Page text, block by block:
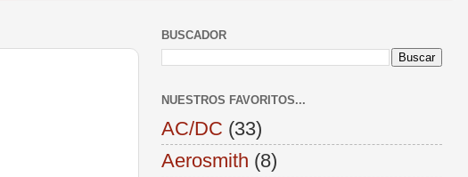
BUSCADOR
NUESTROS FAVORITOS...
AC/DC (33)
Aerosmith (8)